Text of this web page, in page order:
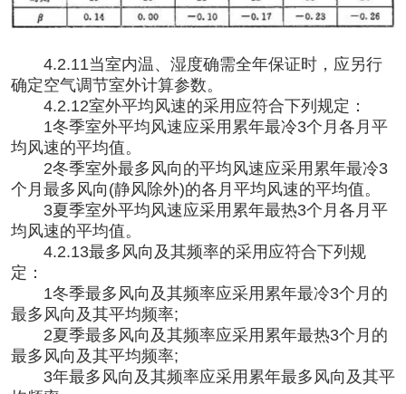
4.2.11当室内温、湿度确需全年保证时，应另行
确定空气调节室外计算参数。
4.2.12室外平均风速的采用应符合下列规定：
1冬季室外平均风速应采用累年最冷3个月各月平
均风速的平均值。
2冬季室外最多风向的平均风速应采用累年最冷3
个月最多风向(静风除外)的各月平均风速的平均值。
3夏季室外平均风速应采用累年最热3个月各月平
均风速的平均值。
4.2.13最多风向及其频率的采用应符合下列规
定：
1冬季最多风向及其频率应采用累年最冷3个月的
最多风向及其平均频率;
2夏季最多风向及其频率应采用累年最热3个月的
最多风向及其平均频率;
3年最多风向及其频率应采用累年最多风向及其平